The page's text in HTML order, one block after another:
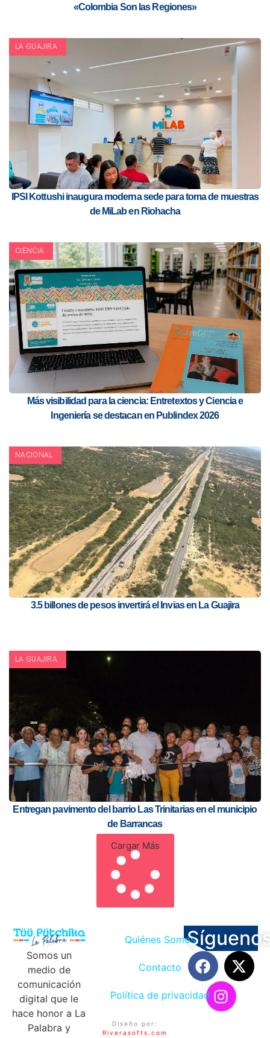
«Colombia Son las Regiones»
LA GUAJIRA
IPSI Kottushi inaugura moderna sede para toma de muestras
de MiLab en Riohacha
CIENCIA
Más visibilidad para la ciencia: Entretextos y Ciencia e
Ingeniería se destacan en Publindex 2026
NACIONAL
3.5 billones de pesos invertirá el Invias en La Guajira
LA GUAJIRA
Entregan pavimento del barrio Las Trinitarias en el municipio
de Barrancas
Cargar Más
Somos un
medio de
comunicación
digital que le
hace honor a La
Palabra y
Quiénes Somos
Contacto
Política de privacidad
Diseño por:
Riverasofts.com